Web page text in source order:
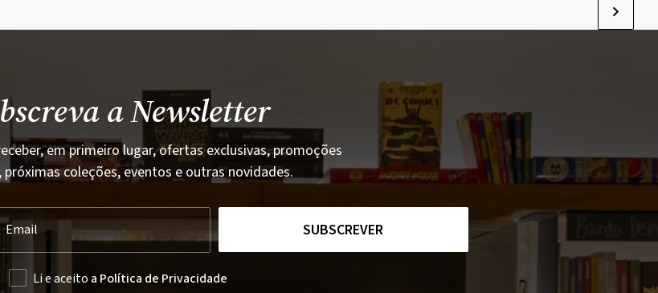
a Newsletter
em primeiro lugar, ofertas exclusivas, promoções
próximas coleções, eventos e outras novidades.
SUBSCREVER
Li e aceito a Política de Privacidade